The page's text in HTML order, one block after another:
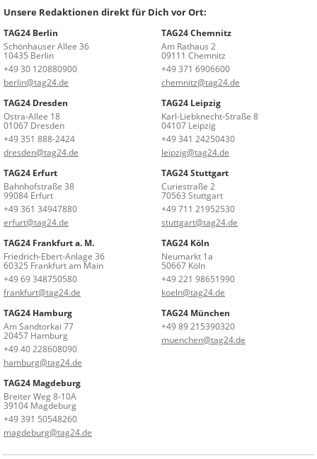
Unsere Redaktionen direkt für Dich vor Ort:
TAG24 Berlin
Schönhauser Allee 36
10435 Berlin
+49 30 120880900
berlin@tag24.de
TAG24 Chemnitz
Am Rathaus 2
09111 Chemnitz
+49 371 6906600
chemnitz@tag24.de
TAG24 Dresden
Ostra-Allee 18
01067 Dresden
+49 351 888-2424
dresden@tag24.de
TAG24 Leipzig
Karl-Liebknecht-Straße 8
04107 Leipzig
+49 341 24250430
leipzig@tag24.de
TAG24 Erfurt
Bahnhofstraße 38
99084 Erfurt
+49 361 34947880
erfurt@tag24.de
TAG24 Stuttgart
Curiestraße 2
70563 Stuttgart
+49 711 21952530
stuttgart@tag24.de
TAG24 Frankfurt a. M.
Friedrich-Ebert-Anlage 36
60325 Frankfurt am Main
+49 69 348750580
frankfurt@tag24.de
TAG24 Köln
Neumarkt 1a
50667 Köln
+49 221 98651990
koeln@tag24.de
TAG24 Hamburg
Am Sandtorkai 77
20457 Hamburg
+49 40 228608090
hamburg@tag24.de
TAG24 München
+49 89 215390320
muenchen@tag24.de
TAG24 Magdeburg
Breiter Weg 8-10A
39104 Magdeburg
+49 391 50548260
magdeburg@tag24.de